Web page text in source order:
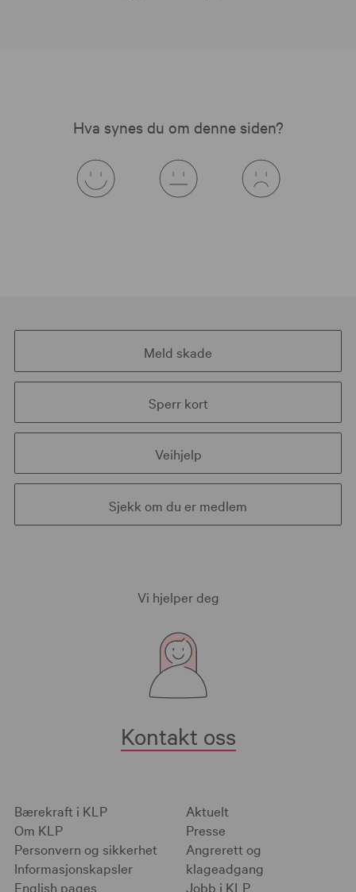
Hva synes du om denne siden?
Meld skade
Sperr kort
Veihjelp
Sjekk om du er medlem
Vi hjelper deg
Kontakt oss
Bærekraft i KLP
Om KLP
Personvern og sikkerhet
Informasjonskapsler
English pages
Aktuelt
Presse
Angrerett og
klageadgang
Jobb i KLP